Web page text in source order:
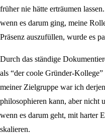
früher nie hätte erträumen
wenn es darum ging, meine
Präsenz auszufüllen, wurde es
Durch das ständige
als “der coole Gründer-
meiner Zielgruppe war ich
philosophieren kann, aber nicht
wenn es darum geht, mit harter
skalieren.